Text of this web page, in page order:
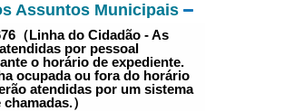
Assuntos Municipais
（Linha do Cidadão - As
por pessoal
o horário de expediente.
ocupada ou fora do horário
atendidas por um sistema
）